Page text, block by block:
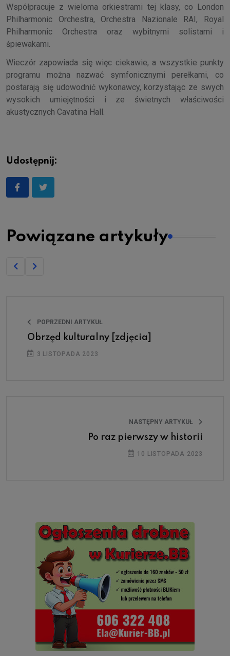
Współpracuje z wieloma orkiestrami tej klasy, co London
Philharmonic Orchestra, Orchestra Nazionale RAI, Royal
Philharmonic Orchestra oraz wybitnymi solistami i
śpiewakami.
Wieczór zapowiada się więc ciekawie, a wszystkie punkty
programu można nazwać symfonicznymi perełkami, co
postarają się udowodnić wykonawcy, korzystając ze swych
wysokich umiejętności i ze świetnych właściwości
akustycznych Cavatina Hall.
Udostępnij:
Powiązane artykuły
POPRZEDNI ARTYKUŁ
Obrzęd kulturalny [zdjęcia]
3 LISTOPADA 2023
NASTĘPNY ARTYKUŁ
Po raz pierwszy w historii
10 LISTOPADA 2023